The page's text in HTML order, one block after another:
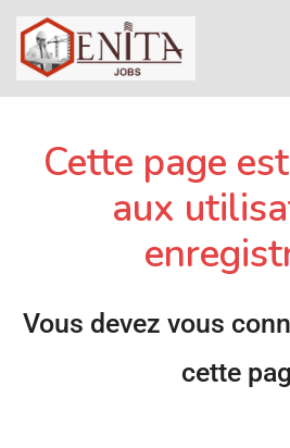
Cette page
aux
Vous devez vous
cette